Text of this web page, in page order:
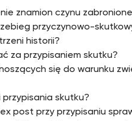
znamion czynu
przyczynowo-
historii?
za przypisaniem skutku?
się do warunku
skutku?
post przy przypisaniu